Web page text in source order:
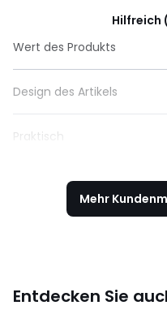
Hilfreich
Wert des Produkts
Design des Artikels
Praktisch
Mehr
Entdecken Sie